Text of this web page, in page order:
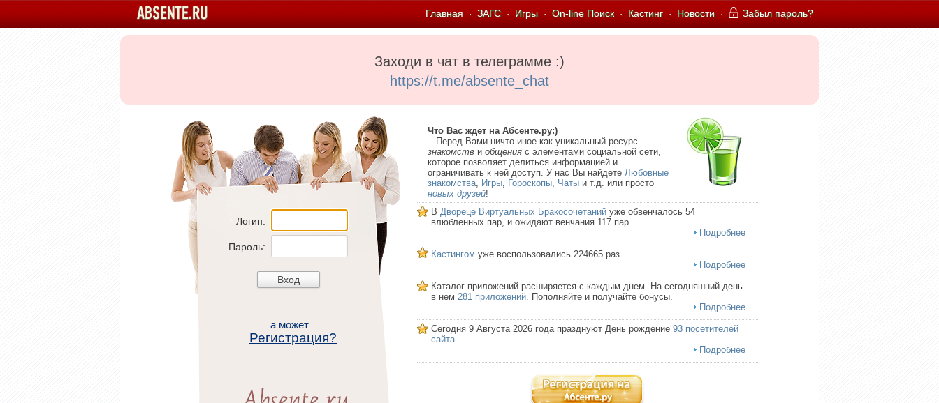
Главная · ЗАГС · Игры · On-line Поиск · Кастинг · Новости · Забыл пароль?
Заходи в чат в телеграмме :)
https://t.me/absente_chat
Логин:
Пароль:
а может
Регистрация?
Что Вас ждет на Абсенте.ру:)
Перед Вами ничто иное как уникальный ресурс
знакомств и общения с элементами социальной сети,
которое позволяет делиться информацией и
ограничивать к ней доступ. У нас Вы найдете Любовные
знакомства, Игры, Гороскопы, Чаты и т.д. или просто
новых друзей!
В Двореце Виртуальных Бракосочетаний уже обвенчалось 54
влюбленных пар, и ожидают венчания 117 пар.
Подробнее
Кастингом уже воспользовались 224665 раз.
Подробнее
Каталог приложений расширяется с каждым днем. На сегодняшний день
в нем 281 приложений. Пополняйте и получайте бонусы.
Подробнее
Сегодня 9 Августа 2026 года празднуют День рождение 93 посетителей
сайта.
Подробнее